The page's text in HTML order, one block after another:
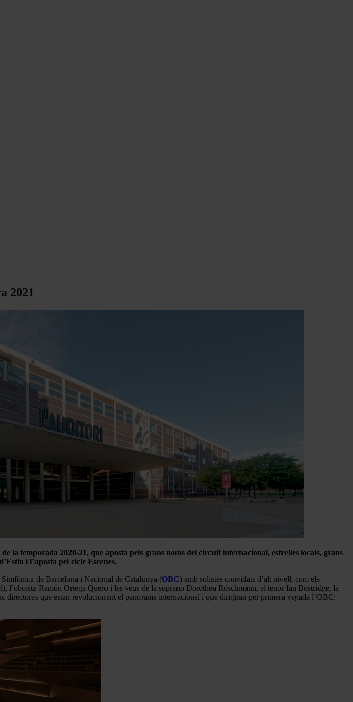
2021
la temporada 2020-21, que aposta pels grans noms del circuit internacional, estrelles locals, grans
i l’aposta pel cicle Escenes.
Simfònica de Barcelona i Nacional de Catalunya (OBC) amb solistes convidats d’alt nivell, com els
Ramón Ortega Quero i les veus de la soprano Dorothea Röschmann, el tenor Ian Bostridge, la
que estan revolucionant el panorama internacional i que dirigiran per primera vegada l’OBC: